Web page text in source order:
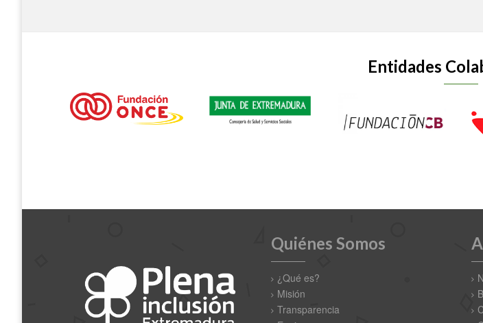
Entidades
Quiénes Somos
¿Qué es?
Misión
Transparencia